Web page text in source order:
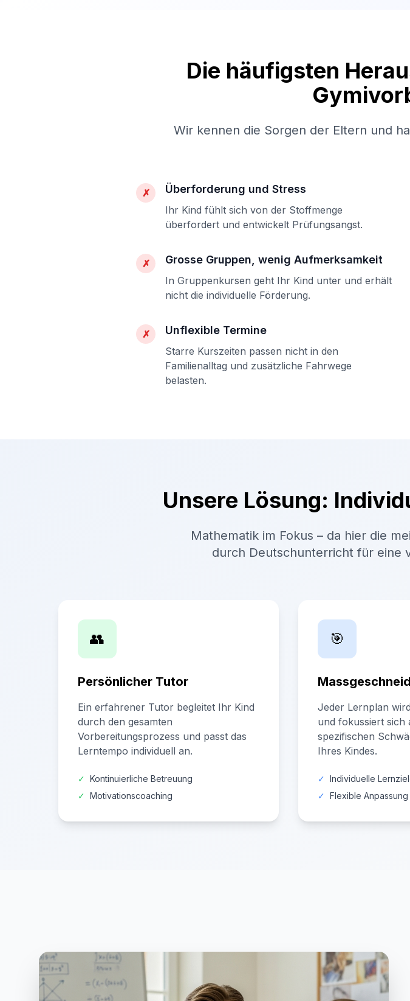
Die häufigsten
Wir kennen die Sorgen der Eltern und
✗ Überforderung und Stress
Ihr Kind fühlt sich von der Stoffmenge
überfordert und entwickelt Prüfungsangst.
✗ Grosse Gruppen, wenig Aufmerksamkeit
In Gruppenkursen geht Ihr Kind unter und erhält
nicht die individuelle Förderung.
✗ Unflexible Termine
Starre Kurszeiten passen nicht in den
Familienalltag und zusätzliche Fahrwege
belasten.
Unsere Lösung:
Mathematik im Fokus – da hier die
durch Deutschunterricht für eine
👥
Persönlicher Tutor
Ein erfahrener Tutor begleitet Ihr Kind
durch den gesamten
Vorbereitungsprozess und passt das
Lerntempo individuell an.
✓ Kontinuierliche Betreuung
✓ Motivationscoaching
🎯
Jeder Lernplan
und fokussiert sich
spezifischen
Ihres Kindes.
✓ Individuelle
✓ Flexible Anpassung